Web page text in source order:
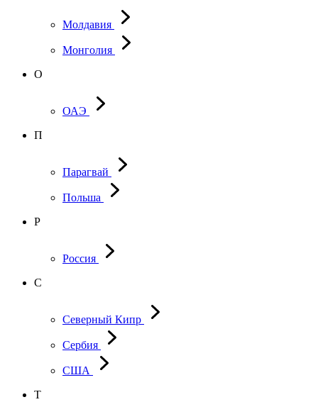
Молдавия
Монголия
О
ОАЭ
П
Парагвай
Польша
Р
Россия
С
Северный Кипр
Сербия
США
Т